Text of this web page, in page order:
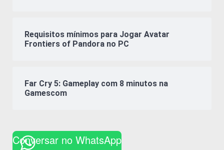
Requisitos mínimos para Jogar Avatar
Frontiers of Pandora no PC
Far Cry 5: Gameplay com 8 minutos na
Gamescom
Conversar no WhatsApp